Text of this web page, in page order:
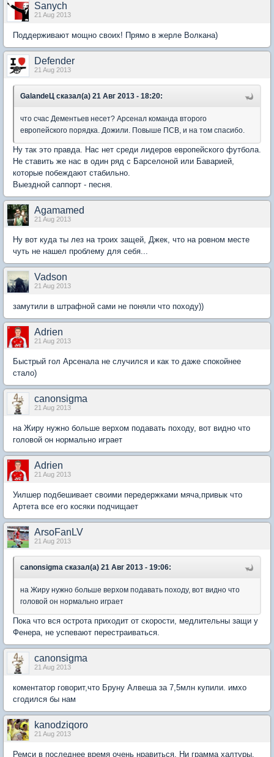
Sanych
21 Aug 2013
Поддерживают мощно своих! Прямо в жерле Волкана)
Defender
21 Aug 2013
GalandeЦ сказал(а) 21 Авг 2013 - 18:20:
что счас Дементьев несет? Арсенал команда второго
европейского порядка. Дожили. Повыше ПСВ, и на том спасибо.
Ну так это правда. Нас нет среди лидеров европейского футбола.
Не ставить же нас в один ряд с Барселоной или Баварией,
которые побеждают стабильно.
Выездной саппорт - песня.
Agamamed
21 Aug 2013
Ну вот куда ты лез на троих защей, Джек, что на ровном месте
чуть не нашел проблему для себя...
Vadson
21 Aug 2013
замутили в штрафной сами не поняли что походу))
Adrien
21 Aug 2013
Быстрый гол Арсенала не случился и как то даже спокойнее
стало)
canonsigma
21 Aug 2013
на Жиру нужно больше верхом подавать походу, вот видно что
головой он нормально играет
Adrien
21 Aug 2013
Уилшер подбешивает своими передержками мяча,привык что
Артета все его косяки подчищает
ArsoFanLV
21 Aug 2013
canonsigma сказал(а) 21 Авг 2013 - 19:06:
на Жиру нужно больше верхом подавать походу, вот видно что
головой он нормально играет
Пока что вся острота приходит от скорости, медлительны защи у
Фенера, не успевают перестраиваться.
canonsigma
21 Aug 2013
коментатор говорит,что Бруну Алвеша за 7,5млн купили. имхо
сгодился бы нам
kanodziqoro
21 Aug 2013
Ремси в последнее время очень нравиться. Ни грамма халтуры.